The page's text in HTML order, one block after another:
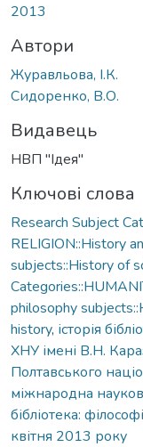
2013
Автори
Журавльова, І.К.
Сидоренко, В.О.
Видавець
НВП "Ідея"
Ключові слова
Research Subject
RELIGION::History
subjects::History of
philosophy
history, історія
ХНУ імені В.Н.
Полтавського
міжнародна
бібліотека:
квітня 2013 року